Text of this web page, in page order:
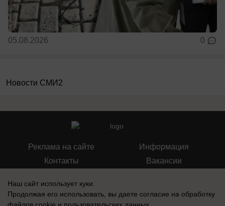
05.08.2026 0
Новости СМИ2
Реклама на сайте
Контакты
Информация
Вакансии
Наш сайт использует куки.
Продолжая его использовать, вы даете согласие на обработку